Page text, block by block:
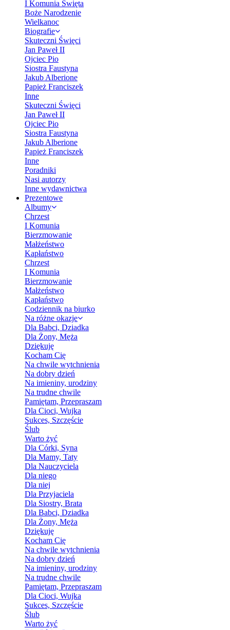
I Komunia Święta
Boże Narodzenie
Wielkanoc
Biografie
Skuteczni Święci
Jan Paweł II
Ojciec Pio
Siostra Faustyna
Jakub Alberione
Papież Franciszek
Inne
Skuteczni Święci
Jan Paweł II
Ojciec Pio
Siostra Faustyna
Jakub Alberione
Papież Franciszek
Inne
Poradniki
Nasi autorzy
Inne wydawnictwa
Prezentowe
Albumy
Chrzest
I Komunia
Bierzmowanie
Małżeństwo
Kapłaństwo
Chrzest
I Komunia
Bierzmowanie
Małżeństwo
Kapłaństwo
Codziennik na biurko
Na różne okazje
Dla Babci, Dziadka
Dla Żony, Męża
Dziękuję
Kocham Cię
Na chwile wytchnienia
Na dobry dzień
Na imieniny, urodziny
Na trudne chwile
Pamiętam, Przepraszam
Dla Cioci, Wujka
Sukces, Szczęście
Ślub
Warto żyć
Dla Córki, Syna
Dla Mamy, Taty
Dla Nauczyciela
Dla niego
Dla niej
Dla Przyjaciela
Dla Siostry, Brata
Dla Babci, Dziadka
Dla Żony, Męża
Dziękuję
Kocham Cię
Na chwile wytchnienia
Na dobry dzień
Na imieniny, urodziny
Na trudne chwile
Pamiętam, Przepraszam
Dla Cioci, Wujka
Sukces, Szczęście
Ślub
Warto żyć